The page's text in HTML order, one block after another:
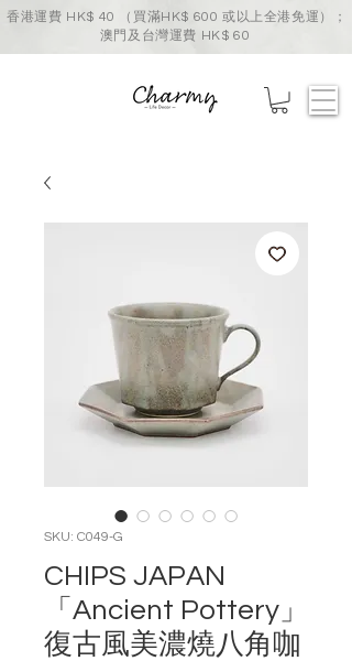
香港運費 HK$ 40 （買滿HK$ 600 或以上全港免運）；
澳門及台灣運費 HK$ 60
SKU: C049-G
CHIPS JAPAN
「Ancient Pottery」
復古風美濃燒八角咖